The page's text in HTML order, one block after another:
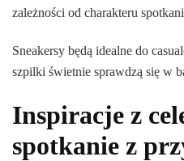
zależności od charakteru
Sneakersy będą idealne do
szpilki świetnie sprawdzą się w
Inspiracje z
spotkanie z